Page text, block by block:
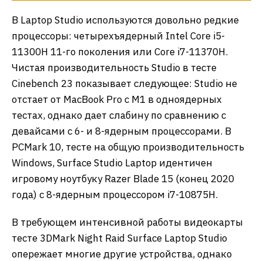
В Laptop Studio используются довольно редкие
процессоры: четырехъядерный Intel Core i5-
11300H 11-го поколения или Core i7-11370H.
Чистая производительность Studio в тесте
Cinebench 23 показывает следующее: Studio не
отстает от MacBook Pro с M1 в одноядерных
тестах, однако дает слабину по сравнению с
девайсами с 6- и 8-ядерным процессорами. В
PCMark 10, тесте на общую производительность
Windows, Surface Studio Laptop идентичен
игровому ноутбуку Razer Blade 15 (конец 2020
года) с 8-ядерным процессором i7-10875H.
В требующем интенсивной работы видеокарты
тесте 3DMark Night Raid Surface Laptop Studio
опережает многие другие устройства, однако